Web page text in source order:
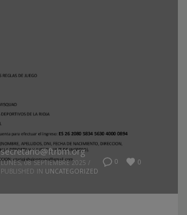
0 0
secretario@ftrbm.org
LUNES, 08 SEPTIEMBRE 2025 /
PUBLISHED IN UNCATEGORIZED